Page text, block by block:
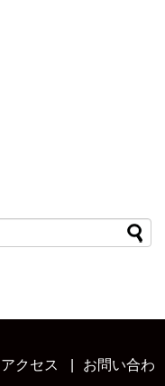
アクセス
お問い合わ